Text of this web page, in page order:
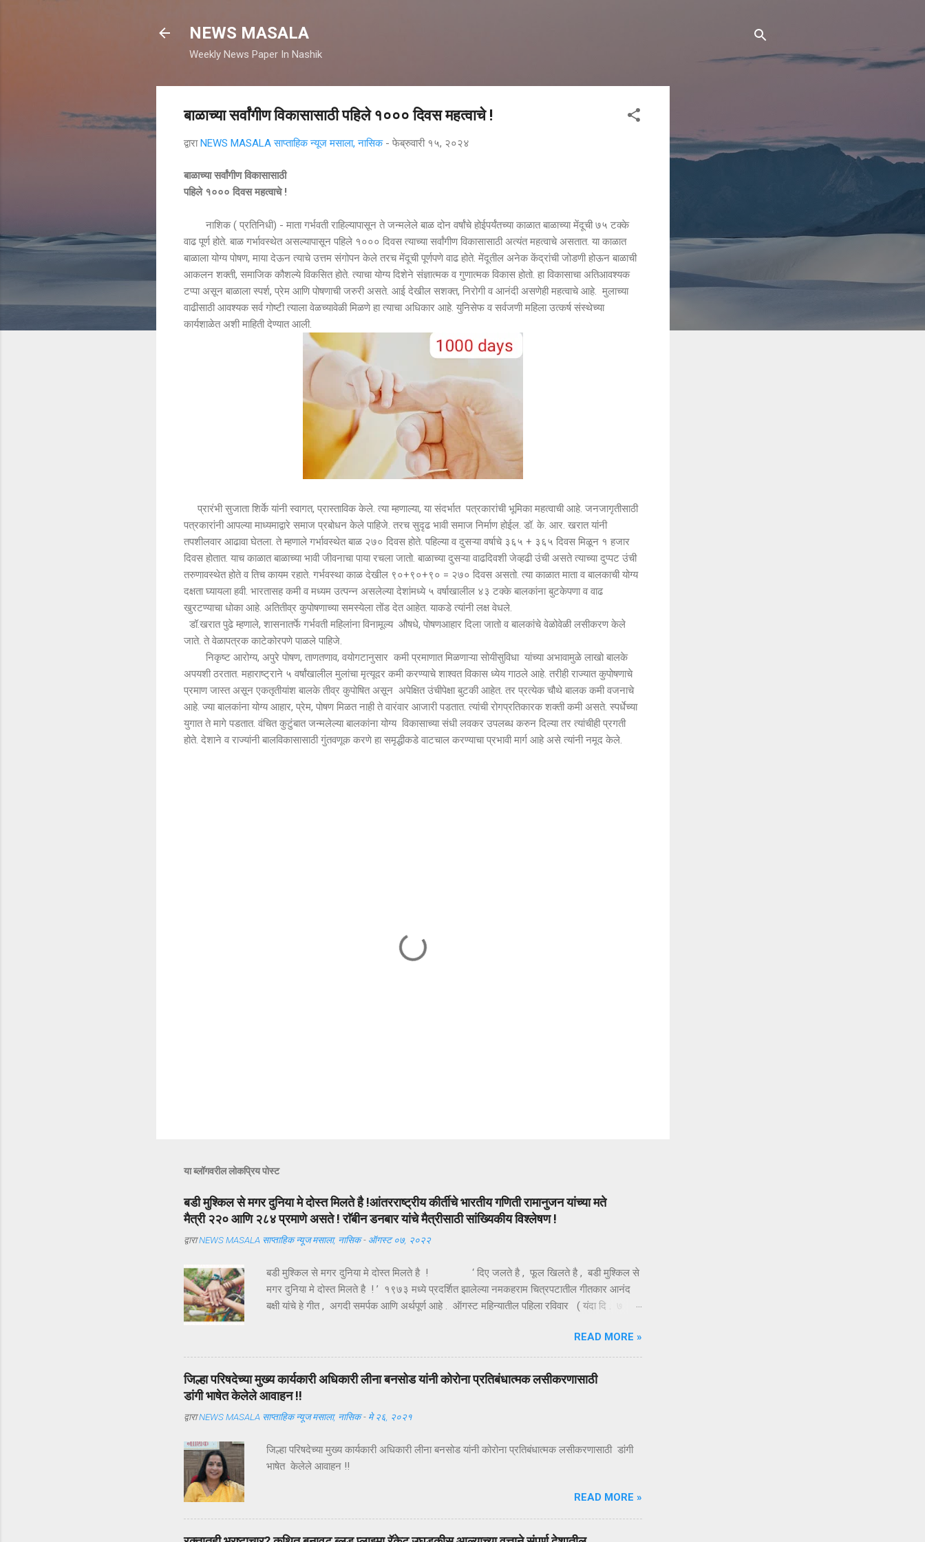
NEWS MASALA
Weekly News Paper In Nashik
बाळाच्या सर्वांगीण विकासासाठी पहिले १००० दिवस महत्वाचे !
द्वाराNEWS MASALA साप्ताहिक न्यूज मसाला, नासिक - फेब्रुवारी १५, २०२४
बाळाच्या सर्वांगीण विकासासाठी
पहिले १००० दिवस महत्वाचे !
नाशिक ( प्रतिनिधी) - माता गर्भवती राहिल्यापासून ते जन्मलेले बाळ दोन वर्षांचे‌ होईपर्यंतच्या काळात बाळाच्या‌ मेंदूची ७५ टक्के
वाढ पूर्ण होते. बाळ गर्भावस्थेत असल्यापासून पहिले १००० दिवस त्याच्या‌ सर्वांगीण विकासासाठी अत्यंत महत्वाचे असतात. या काळात
बाळाला योग्य पोषण, माया देऊन त्याचे उत्तम संगोपन केले तरच मेंदूची पूर्णपणे वाढ होते. मेंदूतील अनेक केंद्रांची जोडणी होऊन बाळाची
आकलन शक्ती, समाजिक कौशल्ये विकसित होते. त्याचा योग्य दिशेने संज्ञात्मक‌ व गुणात्मक विकास होतो. हा विकासाचा अतिआवश्यक
टप्पा असून बाळाला स्पर्श, प्रेम आणि पोषणाची जरुरी असते. आई देखील सशक्त, निरोगी व आनंदी असणेही महत्वाचे आहे. मुलाच्या
वाढीसाठी आवश्यक सर्व गोष्टी त्याला वेळच्यावेळी मिळणे हा त्याचा अधिकार आहे. युनिसेफ व सर्वजणी महिला उत्कर्ष संस्थेच्या
कार्यशाळेत अशी माहिती देण्यात आली.
प्रारंभी सुजाता शिर्के यांनी स्वागत, प्रास्ताविक केले. त्या म्हणाल्या, या संदर्भात पत्रकारांची भूमिका महत्वाची आहे. जनजागृतीसाठी
पत्रकारांनी आपल्या माध्यमाद्वारे समाज प्रबोधन केले पाहिजे. तरच सुदृढ भावी समाज निर्माण होईल. डॉ. के. आर. खरात यांनी
तपशीलवार आढावा घेतला. ते म्हणाले गर्भावस्थेत बाळ २७० दिवस होते. पहिल्या व दुसऱ्या वर्षाचे ३६५ + ३६५ दिवस मिळून १ हजार
दिवस होतात. याच काळात बाळाच्या भावी जीवनाचा पाया रचला जातो. बाळाच्या दुसऱ्या वाढदिवशी जेव्हढी उंची असते त्याच्या दुप्पट उंची
तरुणावस्थेत होते व तिच कायम रहाते. गर्भवस्था काळ देखील ९०+९०+९० = २७० दिवस असतो. त्या काळात माता व बालकाची योग्य
दक्षता घ्यायला हवी. भारतासह कमी व मध्यम उत्पन्न असलेल्या देशांमध्ये ५ वर्षाखालील ४३ टक्के बालकांना बुटकेपणा व वाढ
खुरटण्याचा धोका आहे. अतितीव्र कुपोषणाच्या समस्येला तोंड देत आहेत. याकडे त्यांनी लक्ष वेधले.
‌‌ डॉ.खरात पुढे म्हणाले, शासनातर्फे गर्भवती महिलांना विनामूल्य औषधे, पोषणआहार दिला जातो व बालकांचे वेळोवेळी लसीकरण केले
जाते. ते वेळापत्रक काटेकोरपणे पाळले पाहिजे.
निकृष्ट आरोग्य, अपुरे पोषण, ताणतणाव, वयोगटानुसार ‌ कमी‌ प्रमाणात मिळणाऱ्या सोयीसुविधा यांच्या अभावामुळे लाखो बालके
अपयशी ठरतात. महाराष्ट्राने ५ वर्षांखालील मुलांचा मृत्यूदर कमी करण्याचे शाश्वत विकास ध्येय गाठले आहे. तरीही राज्यात कुपोषणाचे
प्रमाण जास्त असून एकतृतीयांश बालके तीव्र कुपोषित असून अपेक्षित उंचीपेक्षा‌ बुटकी आहेत. तर प्रत्येक चौथे बालक कमी वजनाचे
आहे. ‌ज्या बालकांना योग्य आहार,‌ प्रेम, पोषण मिळत नाही ते वारंवार आजारी पडतात. त्यांची रोगप्रतिकारक शक्ती कमी असते. स्पर्धेच्या
युगात ते मागे पडतात. वंचित कुटुंबात जन्मलेल्या बालकांना योग्य विकासाच्या संधी लवकर उपलब्ध करुन दिल्या तर त्यांचीही प्रगती
होते.‌ देशाने‌‌ व राज्यांनी बालविकासासाठी गुंतवणूक ‌करणे‌ हा समृद्धीकडे वाटचाल करण्याचा प्रभावी मार्ग आहे असे त्यांनी नमूद केले.
या ब्लॉगवरील लोकप्रिय पोस्ट
बडी मुश्किल से मगर दुनिया मे दोस्त मिलते है !आंतरराष्ट्रीय कीर्तीचे भारतीय गणिती रामानुजन यांच्या मते
मैत्री २२० आणि २८४ प्रमाणे असते ! राॅबीन डनबार यांचे मैत्रीसाठी सांख्यिकीय विश्लेषण !
द्वाराNEWS MASALA साप्ताहिक न्यूज मसाला, नासिक - ऑगस्ट ०७, २०२२
बडी मुश्किल से मगर दुनिया मे दोस्त मिलते है ! ‘ दिए जलते है , फूल खिलते है , बडी मुश्किल से
मगर दुनिया मे दोस्त मिलते है ! ’ १९७३ मध्ये प्रदर्शित झालेल्या नमकहराम चित्रपटातील गीतकार आनंद
बक्षी यांचे हे गीत , अगदी समर्पक आणि अर्थपूर्ण आहे . ऑगस्ट महिन्यातील पहिला रविवार ( यंदा दि . ७
एकमेकांच्या हातावर बांधून मैत्रीचे संदेश एकमेकांना पाठविले जातात . या संदेशांमधून मैत्रीच्या वेगवेगळ्या
व्याख्या वाचावयास मिळतात . त्यापैकी संकटात जो पाठीशी उभा राहतो , तोच खरा मित्र असतो , अशी
मित्राची व्याख्या बहूतेकांनी केलेली पहावयास मिळते . तथापि , ‘ संकटकाळी मदतीस येतो तो खरा मित्र नसून
ज्याला आपल्या मित्राच्या उन्नतीतून खरा आनंद मिळतो , तोच खरा मित्र असतो ’ अशी मैत्रीची अचूक
व्याख्या हिंदी कवी कमलेश्वर यांनी केली आहे ...
READ MORE »
जिल्हा परिषदेच्या मुख्य कार्यकारी अधिकारी लीना बनसोड यांनी कोरोना प्रतिबंधात्मक लसीकरणासाठी
डांगी भाषेत केलेले आवाहन !!
द्वाराNEWS MASALA साप्ताहिक न्यूज मसाला, नासिक - मे २६, २०२१
जिल्हा परिषदेच्या मुख्य कार्यकारी अधिकारी लीना बनसोड यांनी कोरोना प्रतिबंधात्मक लसीकरणासाठी डांगी
भाषेत केलेले आवाहन !!
READ MORE »